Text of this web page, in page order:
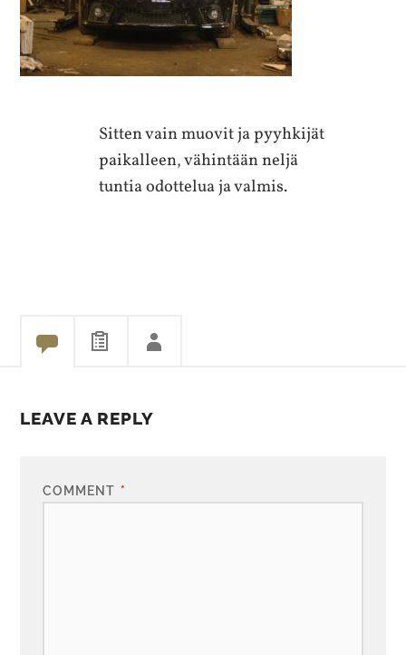
Sitten vain muovit ja pyyhkijät
paikalleen, vähintään neljä
tuntia odottelua ja valmis.
LEAVE A REPLY
COMMENT *